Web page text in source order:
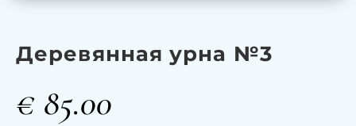
Деревянная урна №3
€ 85.00